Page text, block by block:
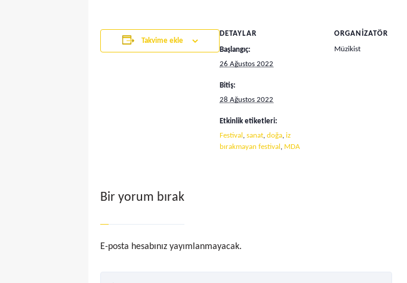
Takvime ekle
DETAYLAR
Başlangıç:
26 Ağustos 2022
Bitiş:
28 Ağustos 2022
Etkinlik etiketleri:
Festival , sanat, doğa, iz
bırakmayan festival , MDA
ORGANIZATÖR
Müzikist
Bir yorum bırak
E-posta hesabınız yayımlanmayacak.